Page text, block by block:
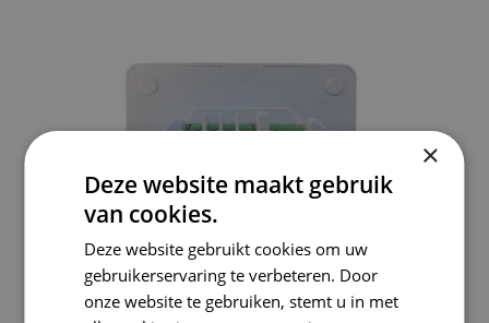
×
Deze website maakt gebruik
van cookies.
Deze website gebruikt cookies om uw
gebruikerservaring te verbeteren. Door
onze website te gebruiken, stemt u in met